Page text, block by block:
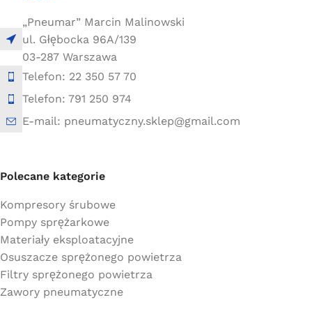
„Pneumar” Marcin Malinowski
ul. Głębocka 96A/139
03-287 Warszawa
Telefon: 22 350 57 70
Telefon: 791 250 974
E-mail: pneumatyczny.sklep@gmail.com
Polecane kategorie
Kompresory śrubowe
Pompy sprężarkowe
Materiały eksploatacyjne
Osuszacze sprężonego powietrza
Filtry sprężonego powietrza
Zawory pneumatyczne